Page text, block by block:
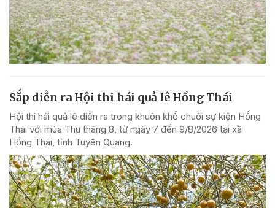
Sắp diễn ra Hội thi hái quả lê Hồng Thái
Hội thi hái quả lê diễn ra trong khuôn khổ chuỗi sự kiện Hồng
Thái với mùa Thu tháng 8, từ ngày 7 đến 9/8/2026 tại xã
Hồng Thái, tỉnh Tuyên Quang.